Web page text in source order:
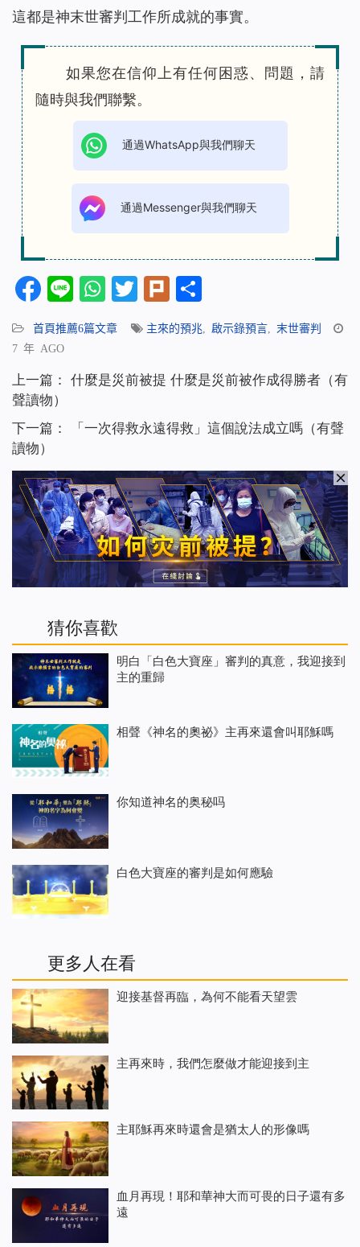
這都是神末世審判工作所成就的事實。
如果您在信仰上有任何困惑、問題，請
隨時與我們聯繫。
通過WhatsApp與我們聊天
通過Messenger與我們聊天
Facebook
LineWhatsApp
Twitter
Plurk
享
首頁推薦6篇文章 主來的預兆 啟示錄預言
末世審判
7 年 AGO
上一篇： 什麼是災前被提 什麼是災前被作成得勝者（有
聲讀物）
下一篇：
「一次得救永遠得救」這個說法成立嗎（有聲
讀物）
猜你喜歡
明白「白色大寶座」審判的真意，我迎接到
主的重歸
相聲《神名的奧祕》主再來還會叫耶穌嗎
你知道神名的奥秘吗
白色大寶座的審判是如何應驗
更多人在看
迎接基督再臨，為何不能看天望雲
主再來時，我們怎麼做才能迎接到主
主耶穌再來時還會是猶太人的形像嗎
血月再現！耶和華神大而可畏的日子還有多
遠